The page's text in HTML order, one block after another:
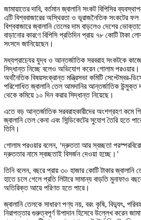
জামায়াতের দাবি, বর্তমান জ্বালানি সংকট বিপিসির
এটি বিশ্ববাজারের অস্থিরতা ও ভূরাজনৈতিক সংকটের
বিশ্ববাজারে জ্বালানি তেলের দাম বাড়লেও দেশের
বাড়ানোর কারণে বিপিসি প্রতিদিন প্রায় ৭৮ কোটি টাকা
সংসদে জানিয়েছেন।
মধ্যপ্রাচ্যের যুদ্ধ ও আন্তর্জাতিক সরবরাহ সংকটকে
সিদ্ধান্ত নিচ্ছে বলেও অভিযোগ করেন গোলাম
অর্থনৈতিক বিষয়সংক্রান্ত মন্ত্রিসভা কমিটি সেপ্টেম্বর-
পরিশোধিত জ্বালানি তেল আমদানির আন্তর্জাতিক উন্মুক্ত
থেকে কমিয়ে ১০ দিন করার সিদ্ধান্ত নিয়েছে।
এতে বড় আন্তর্জাতিক সরবরাহকারীদের অংশগ্রহণ কমে
জ্বালানি তেল কেনা এবং সিন্ডিকেটের সুযোগ তৈরি হতে
তিনি।
গোলাম পরওয়ার বলেন, ‘দ্রুততা আর স্বচ্ছতা
দ্রুততার নামে স্বচ্ছতাই বিসর্জন দেওয়া হচ্ছে।’
তিনি বলেন, বছরে প্রায় ৩০ হাজার কোটি টাকার জ্বালানি
হাতে চলে গেলে প্রতি লিটারে সামান্য বাড়তি মুনাফাও
অতিরিক্ত আয়ে পরিণত হতে পারে।
জ্বালানি তেলকে সাধারণ পণ্য নয়, বরং কৃষি, বিদ্যুৎ,
নিরাপত্তার গুরুত্বপূর্ণ উপাদান হিসেবে উল্লেখ করেন